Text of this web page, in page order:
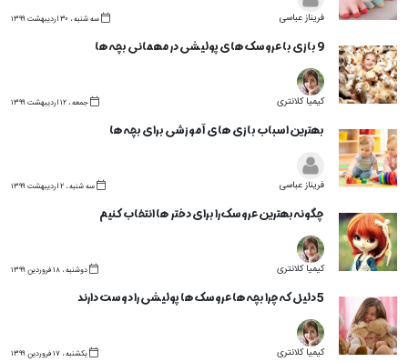
فریناز عباسی سه شنبه ، ۳۰ اردیبهشت ۱۳۹۹
9 بازی با عروسک های پولیشی در مهمانی بچه ها
کیمیا کلانتری جمعه ، ۱۲ اردیبهشت ۱۳۹۹
بهترین اسباب بازی های آموزشی برای بچه ها
فریناز عباسی سه شنبه ، ۲ اردیبهشت ۱۳۹۹
چگونه بهترین عروسک را برای دختر ها انتخاب کنیم
کیمیا کلانتری دوشنبه ، ۱۸ فروردین ۱۳۹۹
5 دلیل که چرا بچه ها عروسک ها پولیشی را دوست دارند
کیمیا کلانتری یکشنبه ، ۱۷ فروردین ۱۳۹۹